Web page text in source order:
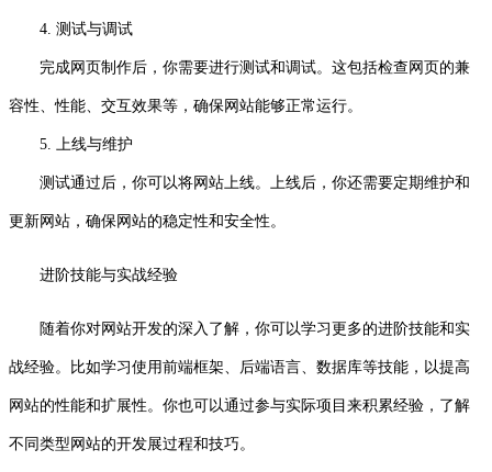
4. 测试与调试
完成网页制作后，你需要进行测试和调试。这包括检查网页的兼
容性、性能、交互效果等，确保网站能够正常运行。
5. 上线与维护
测试通过后，你可以将网站上线。上线后，你还需要定期维护和
更新网站，确保网站的稳定性和安全性。
进阶技能与实战经验
随着你对网站开发的深入了解，你可以学习更多的进阶技能和实
战经验。比如学习使用前端框架、后端语言、数据库等技能，以提高
网站的性能和扩展性。你也可以通过参与实际项目来积累经验，了解
不同类型网站的开发展过程和技巧。